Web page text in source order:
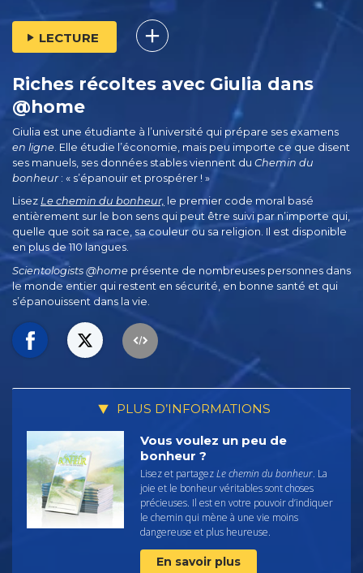
LECTURE
Riches récoltes avec Giulia dans
@home
Giulia est une étudiante à l’université qui prépare ses examens
en ligne . Elle étudie l’économie, mais peu importe ce que disent
ses manuels, ses données stables viennent du Chemin du
bonheur: « s’épanouir et prospérer ! »
Lisez Le chemin du bonheur, le premier code moral basé
entièrement sur le bon sens qui peut être suivi par n’importe qui,
quelle que soit sa race, sa couleur ou sa religion. Il est disponible
en plus de 110 langues.
Scientologists @home présente de nombreuses personnes dans
le monde entier qui restent en sécurité, en bonne santé et qui
s’épanouissent dans la vie.
PLUS D’INFORMATIONS
Vous voulez un peu de
bonheur ?
Lisez et partagezLe chemin du bonheur. La
joie et le bonheur véritables sont choses
précieuses. Il est en votre pouvoir d’indiquer
le chemin qui mène à une vie moins
dangereuse et plus heureuse.
En savoir plus